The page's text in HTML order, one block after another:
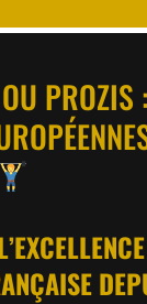
PROZIS